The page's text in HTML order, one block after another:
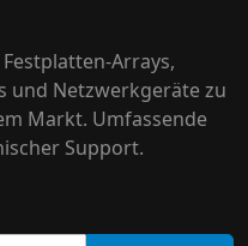
Arrays,
und Netzwerkgeräte zu
Markt. Umfassende
Support.